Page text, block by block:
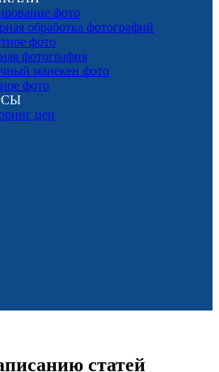
фото
обработка фотографий
фото
фотография
манекен фото
фото
цен
статей